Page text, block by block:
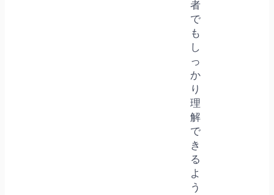
者
で
も
し
っ
か
り
理
解
で
き
る
よ
う